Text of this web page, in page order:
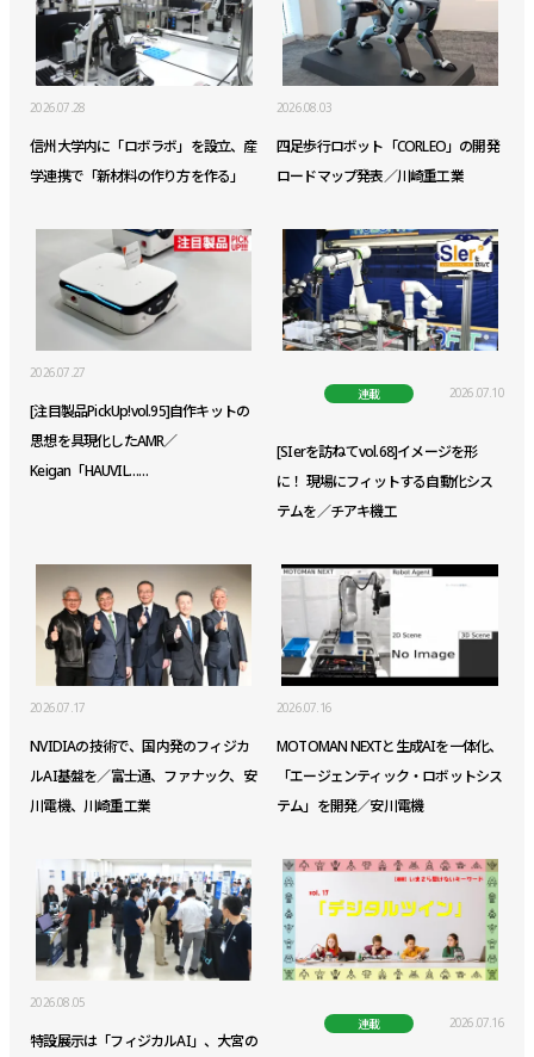
2026.07.28
信州大学内に「ロボラボ」を設立、産
学連携で「新材料の作り方を作る」
2026.08.03
四足歩行ロボット「CORLEO」の開発
ロードマップ発表／川崎重工業
2026.07.27
[注目製品PickUp!vol.95]自作キットの
思想を具現化したAMR／
Keigan「HAUVIL……
連載 2026.07.10
[SIerを訪ねてvol.68]イメージを形
に！ 現場にフィットする自動化シス
テムを／チアキ機工
2026.07.17
NVIDIAの技術で、国内発のフィジカ
ルAI基盤を／富士通、ファナック、安
川電機、川崎重工業
2026.07.16
MOTOMAN NEXTと生成AIを一体化、
「エージェンティック・ロボットシス
テム」を開発／安川電機
2026.08.05
特設展示は「フィジカルAI」、大宮の
連載 2026.07.16